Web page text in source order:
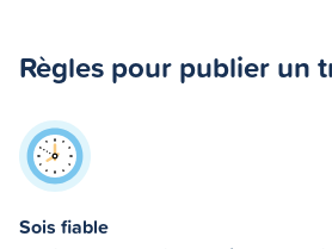
Règles pour publier un
Sois fiable